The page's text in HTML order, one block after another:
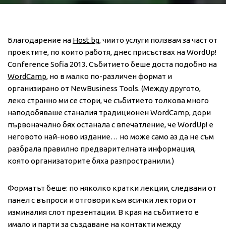
Благодарение на Host.bg, чиито услуги ползвам за част от
проектите, по които работя, днес присъствах на WordUp!
Conference Sofia 2013. Събитието беше доста подобно на
WordCamp, но в малко по-различен формат и
организирано от NewBusiness Tools. (Между другото,
леко странно ми се стори, че събитието толкова много
наподобяваше станалия традиционен WordCamp, дори
първоначално бях останала с впечатление, че WordUp! е
неговото най-ново издание… но може само аз да не съм
разбрала правилно предварителната информация,
която организаторите бяха разпространили.)
Форматът беше: по няколко кратки лекции, следвани от
панел с въпроси и отговори към всички лектори от
изминалия слот презентации. В края на събитието е
имало и парти за създаване на контакти между